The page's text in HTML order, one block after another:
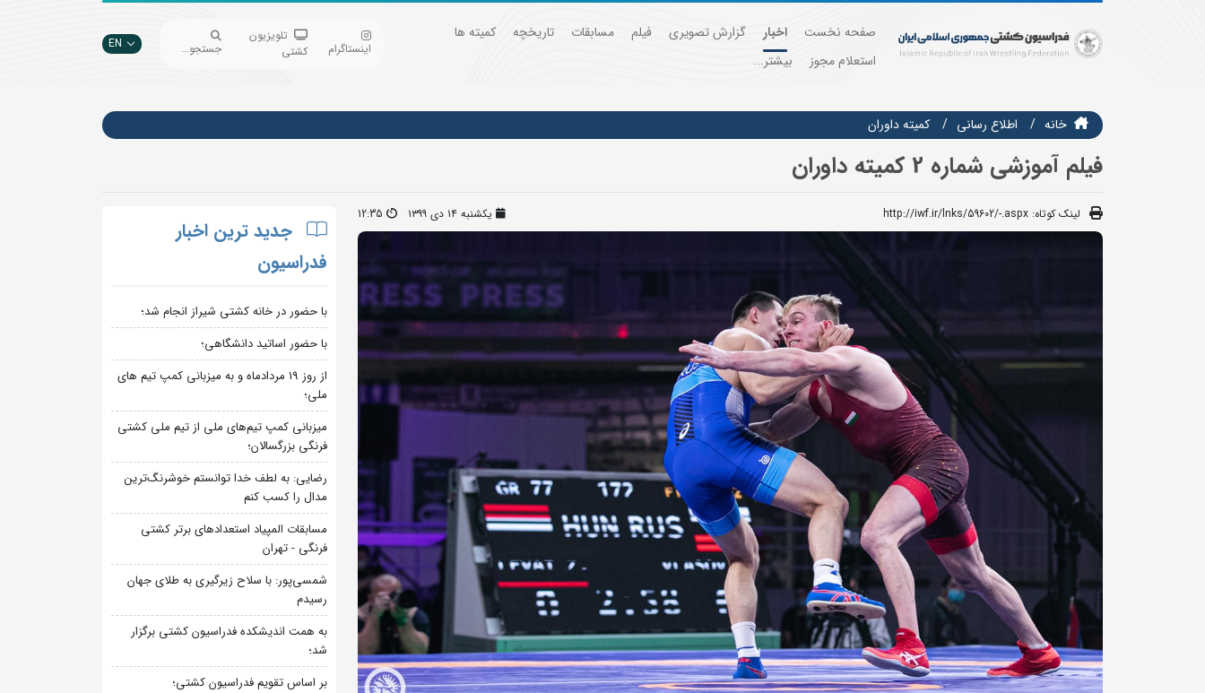
صفحه نخست اخبار گزارش تصویری فیلم مسابقات تاریخچه
کمیته ها
استعلام مجوز
بیشتر...
اینستاگرام
تلویزیون
کشتی
جستجو... EN
خانه اطلاع رسانی کمیته داوران
فیلم آموزشی شماره 2 کمیته داوران
لینک کوتاه: http://iwf.ir/lnks/59602/-.aspx یکشنبه ۱۴ دی ۱۳۹۹ 12:35
جدید ترین اخبار
فدراسیون
با حضور در خانه کشتی شیراز انجام شد؛
با حضور اساتید دانشگاهی؛
از روز 19 مردادماه و به میزبانی کمپ تیم های
ملی؛
میزبانی کمپ تیم‌های ملی از تیم ملی کشتی
فرنگی بزرگسالان؛
رضایی: به لطف خدا توانستم خوشرنگ‌ترین
مدال را کسب کنم
مسابقات المپیاد استعدادهای برتر کشتی
فرنگی - تهران
شمسی‌پور: با سلاح زیرگیری به طلای جهان
رسیدم
به همت اندیشکده فدراسیون کشتی برگزار
شد؛
بر اساس تقویم فدراسیون کشتی؛